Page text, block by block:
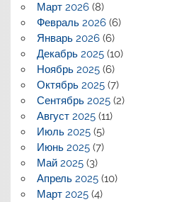
Март 2026(8)
Февраль 2026(6)
Январь 2026(6)
Декабрь 2025(10)
Ноябрь 2025(6)
Октябрь 2025(7)
Сентябрь 2025(2)
Август 2025(11)
Июль 2025(5)
Июнь 2025(7)
Май 2025(3)
Апрель 2025(10)
Март 2025(4)